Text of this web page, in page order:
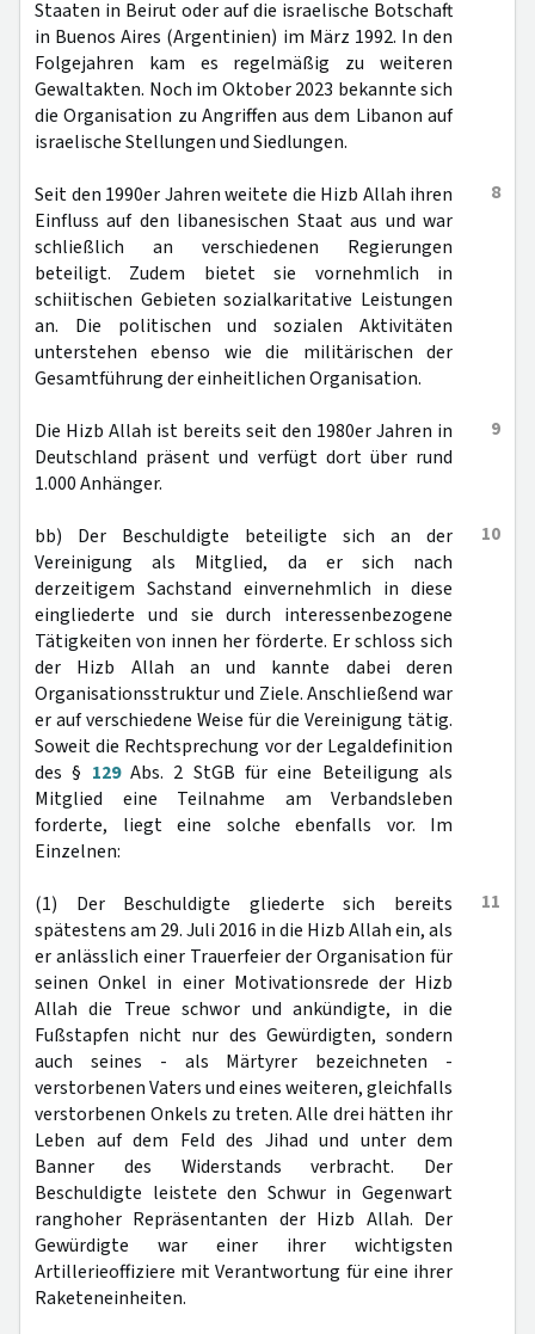
Staaten in Beirut oder auf die israelische Botschaft
in Buenos Aires (Argentinien) im März 1992. In den
Folgejahren kam es regelmäßig zu weiteren
Gewaltakten. Noch im Oktober 2023 bekannte sich
die Organisation zu Angriffen aus dem Libanon auf
israelische Stellungen und Siedlungen.
8
Seit den 1990er Jahren weitete die Hizb Allah ihren
Einfluss auf den libanesischen Staat aus und war
schließlich an verschiedenen Regierungen
beteiligt. Zudem bietet sie vornehmlich in
schiitischen Gebieten sozialkaritative Leistungen
an. Die politischen und sozialen Aktivitäten
unterstehen ebenso wie die militärischen der
Gesamtführung der einheitlichen Organisation.
9
Die Hizb Allah ist bereits seit den 1980er Jahren in
Deutschland präsent und verfügt dort über rund
1.000 Anhänger.
10
bb) Der Beschuldigte beteiligte sich an der
Vereinigung als Mitglied, da er sich nach
derzeitigem Sachstand einvernehmlich in diese
eingliederte und sie durch interessenbezogene
Tätigkeiten von innen her förderte. Er schloss sich
der Hizb Allah an und kannte dabei deren
Organisationsstruktur und Ziele. Anschließend war
er auf verschiedene Weise für die Vereinigung tätig.
Soweit die Rechtsprechung vor der Legaldefinition
des § 129Abs. 2 StGB für eine Beteiligung als
Mitglied eine Teilnahme am Verbandsleben
forderte, liegt eine solche ebenfalls vor. Im
Einzelnen:
11
(1) Der Beschuldigte gliederte sich bereits
spätestens am 29. Juli 2016 in die Hizb Allah ein, als
er anlässlich einer Trauerfeier der Organisation für
seinen Onkel in einer Motivationsrede der Hizb
Allah die Treue schwor und ankündigte, in die
Fußstapfen nicht nur des Gewürdigten, sondern
auch seines - als Märtyrer bezeichneten -
verstorbenen Vaters und eines weiteren, gleichfalls
verstorbenen Onkels zu treten. Alle drei hätten ihr
Leben auf dem Feld des Jihad und unter dem
Banner des Widerstands verbracht. Der
Beschuldigte leistete den Schwur in Gegenwart
ranghoher Repräsentanten der Hizb Allah. Der
Gewürdigte war einer ihrer wichtigsten
Artillerieoffiziere mit Verantwortung für eine ihrer
Raketeneinheiten.